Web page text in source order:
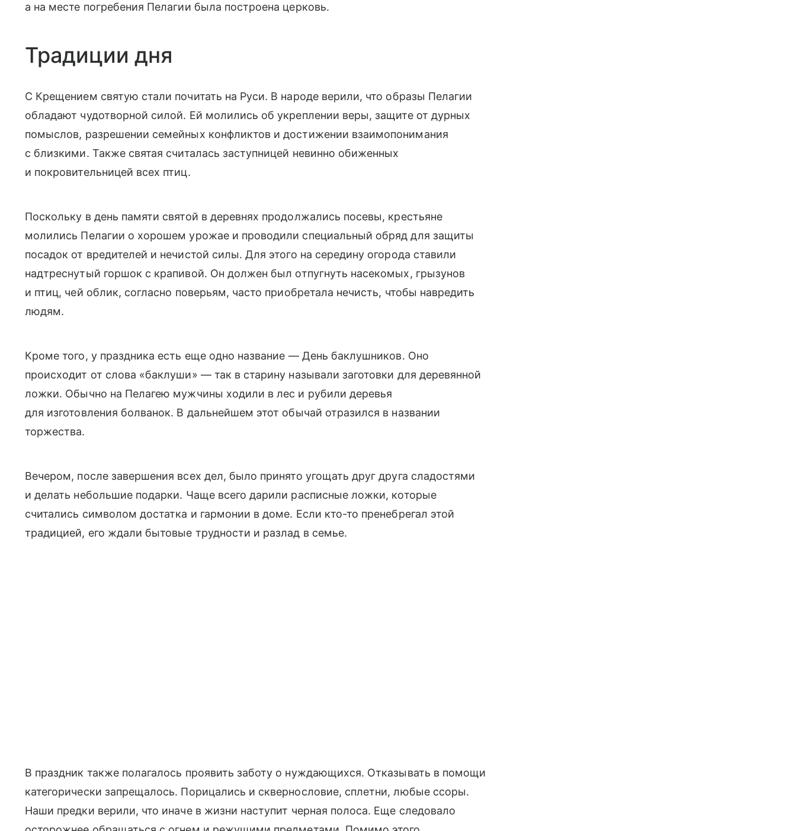
а на месте погребения Пелагии была построена церковь.
Традиции дня
С Крещением святую стали почитать на Руси. В народе верили, что образы Пелагии
обладают чудотворной силой. Ей молились об укреплении веры, защите от дурных
помыслов, разрешении семейных конфликтов и достижении взаимопонимания
с близкими. Также святая считалась заступницей невинно обиженных
и покровительницей всех птиц.
Поскольку в день памяти святой в деревнях продолжались посевы, крестьяне
молились Пелагии о хорошем урожае и проводили специальный обряд для защиты
посадок от вредителей и нечистой силы. Для этого на середину огорода ставили
надтреснутый горшок с крапивой. Он должен был отпугнуть насекомых, грызунов
и птиц, чей облик, согласно поверьям, часто приобретала нечисть, чтобы навредить
людям.
Кроме того, у праздника есть еще одно название — День баклушников. Оно
происходит от слова «баклуши» — так в старину называли заготовки для деревянной
ложки. Обычно на Пелагею мужчины ходили в лес и рубили деревья
для изготовления болванок. В дальнейшем этот обычай отразился в названии
торжества.
Вечером, после завершения всех дел, было принято угощать друг друга сладостями
и делать небольшие подарки. Чаще всего дарили расписные ложки, которые
считались символом достатка и гармонии в доме. Если кто-то пренебрегал этой
традицией, его ждали бытовые трудности и разлад в семье.
В праздник также полагалось проявить заботу о нуждающихся. Отказывать в помощи
категорически запрещалось. Порицались и сквернословие, сплетни, любые ссоры.
Наши предки верили, что иначе в жизни наступит черная полоса. Еще следовало